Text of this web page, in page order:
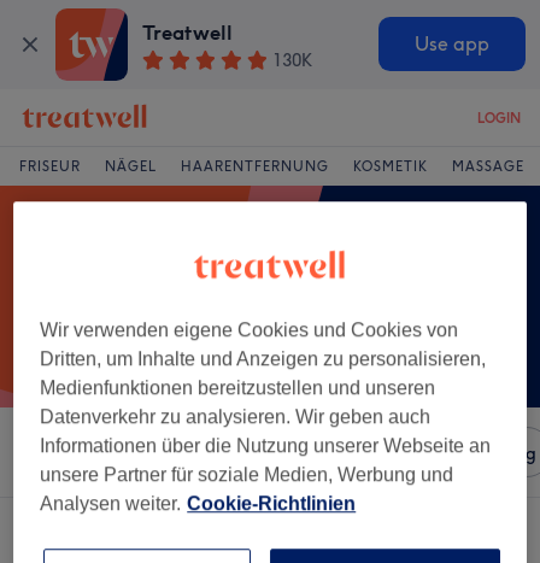
Treatwell
130K
Use app
LOGIN
FRISEUR NÄGEL HAARENTFERNUNG KOSMETIK MASSAGE
Sortieren nach Salons Expressangebote Bewertung
Wir verwenden eigene Cookies und Cookies von
Dritten, um Inhalte und Anzeigen zu personalisieren,
Medienfunktionen bereitzustellen und unseren
Datenverkehr zu analysieren. Wir geben auch
Informationen über die Nutzung unserer Webseite an
unsere Partner für soziale Medien, Werbung und
Analysen weiter. Cookie-Richtlinien